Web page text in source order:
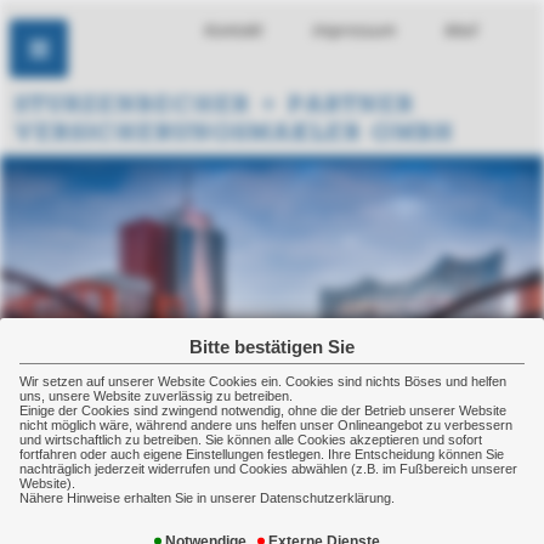
Bitte bestätigen Sie
Wir setzen auf unserer Website Cookies ein. Cookies sind nichts Böses und helfen
uns, unsere Website zuverlässig zu betreiben.
Einige der Cookies sind zwingend notwendig, ohne die der Betrieb unserer Website
nicht möglich wäre, während andere uns helfen unser Onlineangebot zu verbessern
und wirtschaftlich zu betreiben. Sie können alle Cookies akzeptieren und sofort
fortfahren oder auch eigene Einstellungen festlegen. Ihre Entscheidung können Sie
nachträglich jederzeit widerrufen und Cookies abwählen (z.B. im Fußbereich unserer
Website).
Nähere Hinweise erhalten Sie in unserer Datenschutzerklärung.
Kontakt Impressum Mail